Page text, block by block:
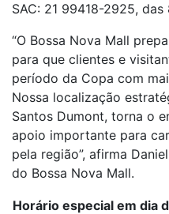
SAC: 21 99418-2925, das
“O Bossa Nova Mall
para que clientes e
período da Copa com
Nossa localização
Santos Dumont, torna o
apoio importante para
pela região”, afirma
do Bossa Nova Mall.
Horário especial em dia